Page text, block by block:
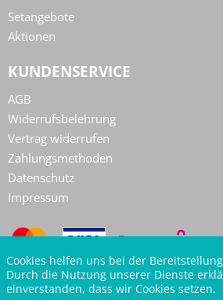
Setangebote
Aktionen
KUNDENSERVICE
AGB
Widerrufsbelehrung
Vertrag widerrufen
Zahlungsmethoden
Datenschutz
Impressum
Cookies helfen uns bei der
Durch die Nutzung unserer Dienste
einverstanden, dass wir Cookies setzen.